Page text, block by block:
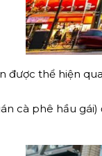
được thể hiện
cà phê hầu